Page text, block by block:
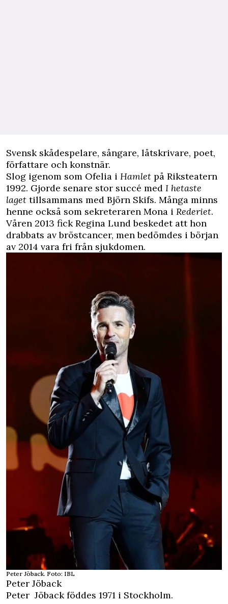
Svensk skådespelare, sångare, låtskrivare, poet,
författare och konstnär.
Slog igenom som Ofelia i Hamlet på Riksteatern
1992. Gjorde senare stor succé med I hetaste
laget tillsammans med Björn Skifs. Många minns
henne också som sekreteraren Mona i Rederiet.
Våren 2013 fick Regina Lund beskedet att hon
drabbats av bröstcancer, men bedömdes i början
av 2014 vara fri från sjukdomen.
Peter Jöback. Foto: IBL
Peter Jöback
Peter Jöbackföddes 1971 i Stockholm.